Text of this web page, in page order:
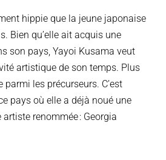
hippie que la jeune japonaise
. Bien qu’elle ait acquis une
son pays, Yayoi Kusama veut
artistique de son temps. Plus
parmi les précurseurs. C’est
pays où elle a déjà noué une
artiste renommée: Georgia